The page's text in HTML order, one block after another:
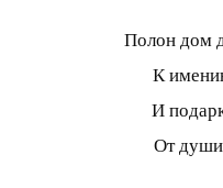
Полон дом
К
И
От души